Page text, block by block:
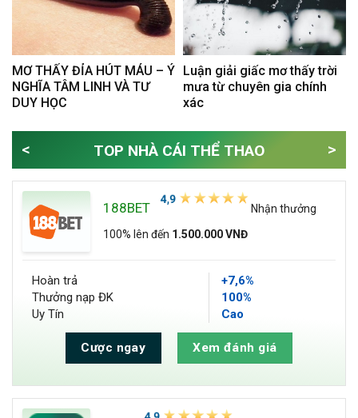
MƠ THẤY ĐỈA HÚT MÁU – Ý
NGHĨA TÂM LINH VÀ TƯ
DUY HỌC
Luận giải giấc mơ thấy trời
mưa từ chuyên gia chính
xác
< TOP NHÀ CÁI THỂ THAO >
188BET Nhận thưởng
100% lên đến 1.500.000 VNĐ
Hoàn trả
+7,6%
Thưởng nạp ĐK
100%
Uy Tín
Cao
Cược ngay Xem đánh giá